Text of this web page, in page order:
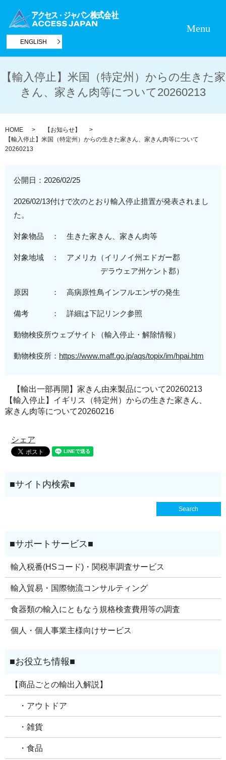
ENGLISH
Menu
【輸入停止】米国（特定州）からの生きた家
きん、家きん肉等について20260213
HOME
【お知らせ】
【輸入停止】米国（特定州）からの生きた家きん、家きん肉等について
20260213
公開日： 2026/02/25
2026/02/13付けで次のとおり輸入停止措置が発表されまし
た。
対象物品 ： 生きた家きん、家きん肉等
対象地域 ： アメリカ（イリノイ州エドガー郡
デラウェア州ケント郡）
原因 ：高病原性鳥インフルエンザの発生
備考 ： 詳細は下記リンク参照
動物検疫所ウェブサイト（輸入停止・解除情報）
動物検疫所： https://www.maff.go.jp/aqs/topix/im/hpai.htm
【輸出一部再開】家きん由来製品について20260213
【輸入停止】イギリス（特定州）からの生きた家きん、
家きん肉等について20260216
シェア
輸入税番(HSコード)・関税率調査サービス
輸入貿易・国際物流コンサルティング
食器類の輸入にともなう規格検査費用等の調査
個人・個人事業主様向けサービス
【商品ごとの輸出入解説】
・アウトドア
・雑貨
・食品